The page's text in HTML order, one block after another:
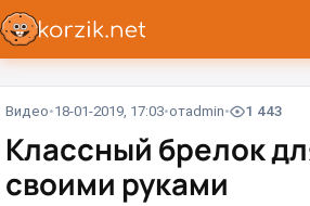
Видео 18-01-2019, 17:03 отadmin 1 443
Классный брелок
своими руками